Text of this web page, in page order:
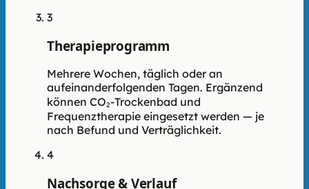
3
Therapieprogramm
Mehrere Wochen, täglich oder an
aufeinanderfolgenden Tagen. Ergänzend
können CO₂-Trockenbad und
Frequenztherapie eingesetzt werden — je
nach Befund und Verträglichkeit.
4
Nachsorge & Verlauf